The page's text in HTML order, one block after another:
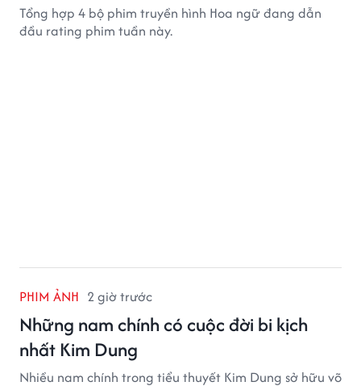
Tổng hợp 4 bộ phim truyền hình Hoa ngữ đang dẫn
đầu rating phim tuần này.
PHIM ẢNH 2 giờ trước
Những nam chính có cuộc đời bi kịch
nhất Kim Dung
Nhiều nam chính trong tiểu thuyết Kim Dung sở hữu võ